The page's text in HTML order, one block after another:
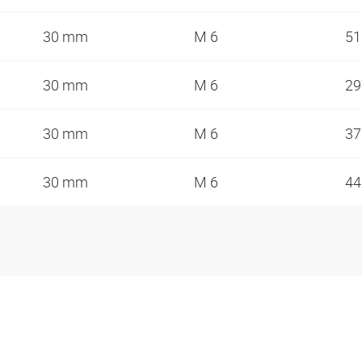
30 mm M 6
30 mm M 6
30 mm M 6
30 mm M 6